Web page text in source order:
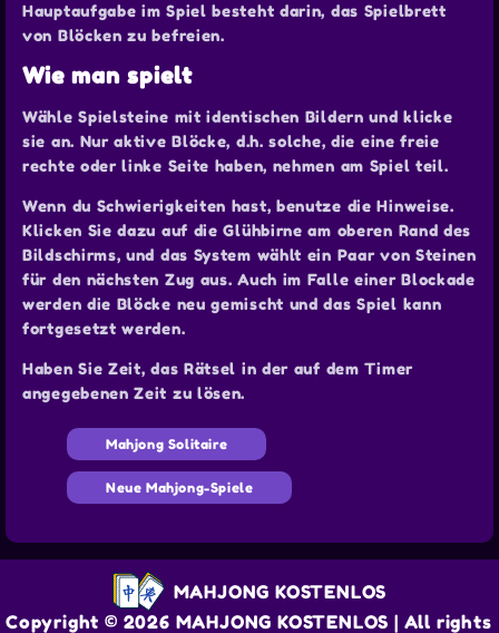
Hauptaufgabe im Spiel besteht darin, das Spielbrett
von Blöcken zu befreien.
Wie man spielt
Wähle Spielsteine mit identischen Bildern und klicke
sie an. Nur aktive Blöcke, d.h. solche, die eine freie
rechte oder linke Seite haben, nehmen am Spiel teil.
Wenn du Schwierigkeiten hast, benutze die Hinweise.
Klicken Sie dazu auf die Glühbirne am oberen Rand des
Bildschirms, und das System wählt ein Paar von Steinen
für den nächsten Zug aus. Auch im Falle einer Blockade
werden die Blöcke neu gemischt und das Spiel kann
fortgesetzt werden.
Haben Sie Zeit, das Rätsel in der auf dem Timer
angegebenen Zeit zu lösen.
Mahjong Solitaire
Neue Mahjong-Spiele
MAHJONG KOSTENLOS
Copyright © 2026 MAHJONG KOSTENLOS | All rights